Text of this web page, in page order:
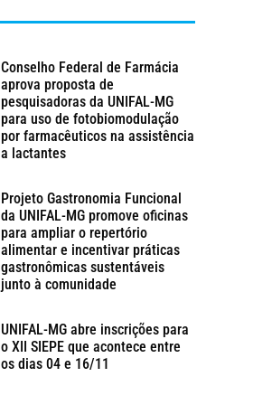
Conselho Federal de Farmácia
aprova proposta de
pesquisadoras da UNIFAL-MG
para uso de fotobiomodulação
por farmacêuticos na assistência
a lactantes
Projeto Gastronomia Funcional
da UNIFAL-MG promove oficinas
para ampliar o repertório
alimentar e incentivar práticas
gastronômicas sustentáveis
junto à comunidade
UNIFAL-MG abre inscrições para
o XII SIEPE que acontece entre
os dias 04 e 16/11